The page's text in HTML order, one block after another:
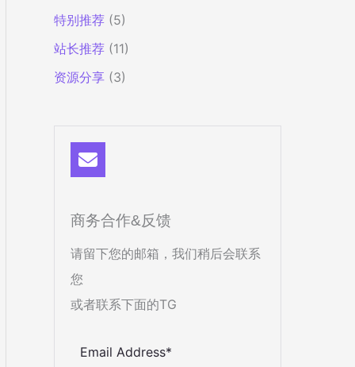
特别推荐 (5)
站长推荐 (11)
资源分享 (3)
商务合作&反馈
请留下您的邮箱，我们稍后会联系
您
或者联系下面的TG